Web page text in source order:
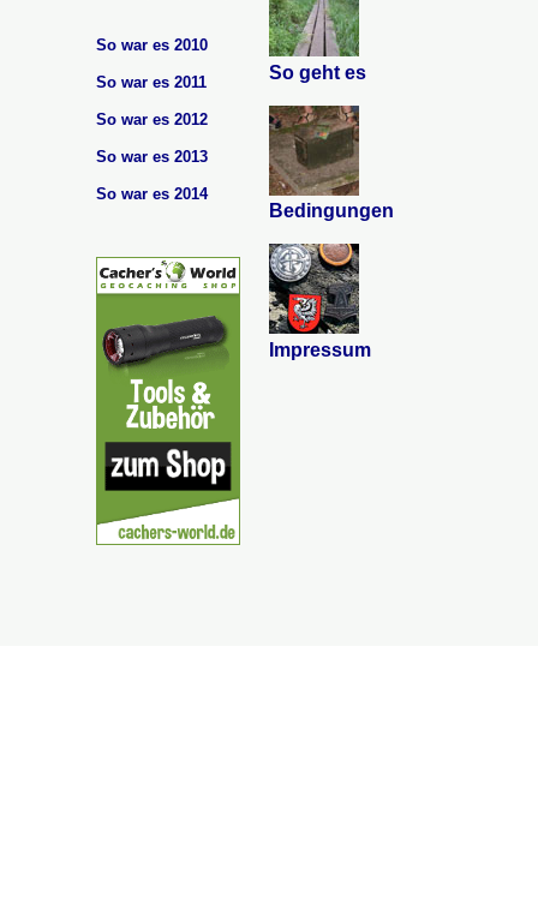
So war es 2010
So war es 2011
So war es 2012
So war es 2013
So war es 2014
So geht es
Bedingungen
Impressum